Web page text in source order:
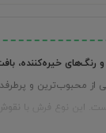
رنگ‌های خیره‌کننده،
از محبوب‌ترین و
این نوع فرش با